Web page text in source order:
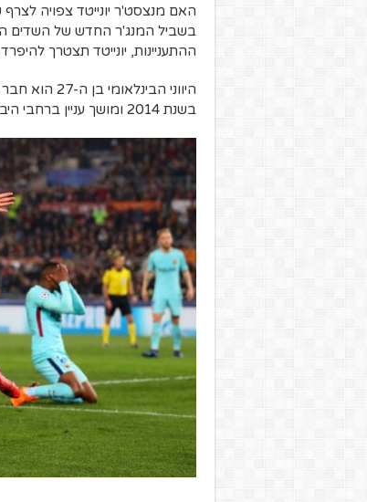
האם מנצסט'ר יונייטד צפויה
בשביל המנג'ר החדש של השדים
ההתעניינות, יונייטד תצטרך להיפרד מ-36 מיליון יורו לפי סעיף השחרור בחוזה
היווני
בשנת 2014 ומושך עניין ברחבי היבשת.